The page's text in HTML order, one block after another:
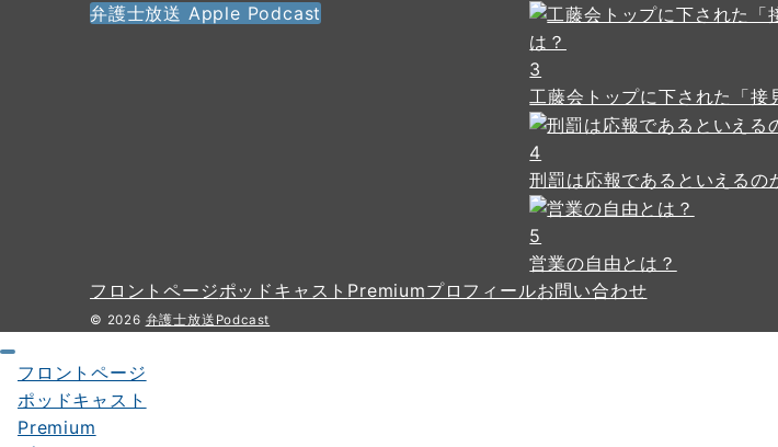
弁護士放送 Apple Podcast
3
工藤会トップに下された「接
4
刑罰は応報であるといえるの
5
営業の自由とは？
フロントページポッドキャスト Premiumプロフィールお問い合わせ
© 2026 弁護士放送Podcast
フロントページ
ポッドキャスト
Premium